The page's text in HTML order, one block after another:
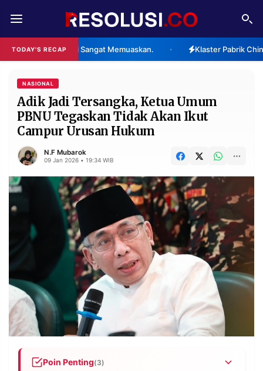
TODAY'S RECAP
Sangat Memuaskan. • Klaster Pabrik China Berencana
REDAKSI TENTANG
RESOLUSI IKLAN
RUBRIKASI
EDITORIAL AKSARA
FINANSIA PERSONA
DAERAH NASIONAL
SPORT
BERITA
WARGA
INFORMASI
IKLAN
KIRIM
TULISAN
PENGADUAN TERM
OF
NASIONAL
Adik Jadi Tersangka, Ketua Umum
PBNU Tegaskan Tidak Akan Ikut
Campur Urusan Hukum
N.F Mubarok
09 Jan 2026 • 19:34 WIB
Poin Penting(3)